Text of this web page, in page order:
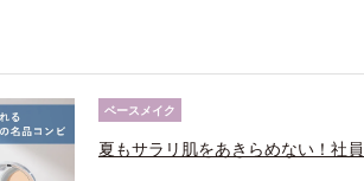
ベースメイク
夏もサラリ肌をあきらめない！社